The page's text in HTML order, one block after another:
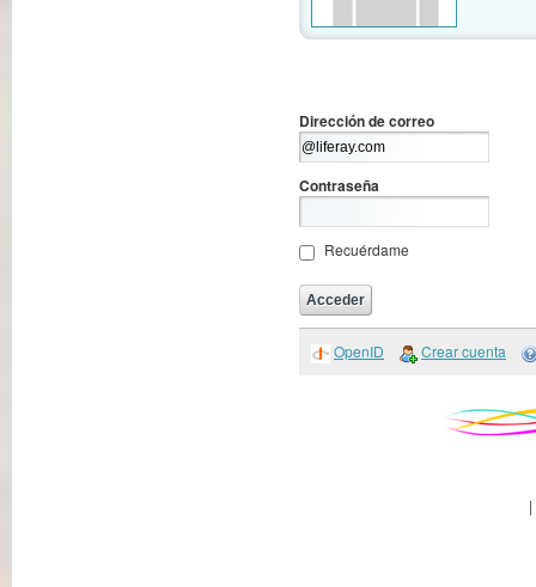
Dirección de correo
Contraseña
Recuérdame
OpenID Crear cuenta
|